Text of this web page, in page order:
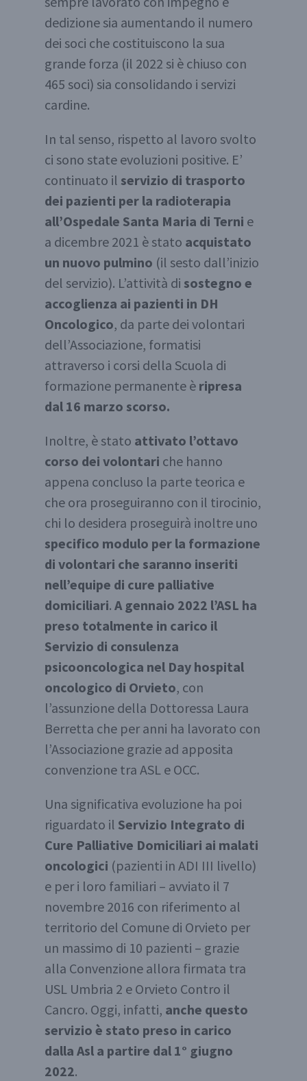
dedizione sia aumentando il numero
dei soci che costituiscono la sua
grande forza (il 2022 si è chiuso con
465 soci) sia consolidando i servizi
cardine.
In tal senso, rispetto al lavoro svolto
ci sono state evoluzioni positive. E’
continuato il servizio di trasporto
dei pazienti per la radioterapia
all’Ospedale Santa Maria di Terni e
a dicembre 2021 è stato acquistato
un nuovo pulmino (il sesto dall’inizio
del servizio). L’attività di sostegno e
accoglienza ai pazienti in DH
Oncologico, da parte dei volontari
dell’Associazione, formatisi
attraverso i corsi della Scuola di
formazione permanente è ripresa
dal 16 marzo scorso.
Inoltre, è stato attivato l’ottavo
corso dei volontari che hanno
appena concluso la parte teorica e
che ora proseguiranno con il tirocinio,
chi lo desidera proseguirà inoltre uno
specifico modulo per la formazione
di volontari che saranno inseriti
nell’equipe di cure palliative
domiciliari. A gennaio 2022 l’ASL ha
preso totalmente in carico il
Servizio di consulenza
psicooncologica nel Day hospital
oncologico di Orvieto, con
l’assunzione della Dottoressa Laura
Berretta che per anni ha lavorato con
l’Associazione grazie ad apposita
convenzione tra ASL e OCC.
Una significativa evoluzione ha poi
riguardato il Servizio Integrato di
Cure Palliative Domiciliari ai malati
oncologici (pazienti in ADI III livello)
e per i loro familiari – avviato il 7
novembre 2016 con riferimento al
territorio del Comune di Orvieto per
un massimo di 10 pazienti – grazie
alla Convenzione allora firmata tra
USL Umbria 2 e Orvieto Contro il
Cancro. Oggi, infatti, anche questo
servizio è stato preso in carico
dalla Asl a partire dal 1° giugno
2022.